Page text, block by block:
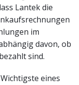
Lantek die
im
davon, ob
sind.
eines